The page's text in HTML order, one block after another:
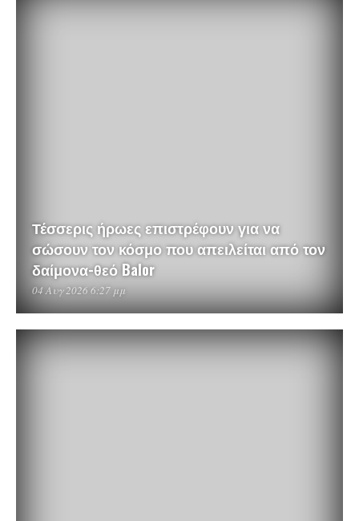
Τέσσερις ήρωες επιστρέφουν για να
σώσουν τον κόσμο που απειλείται από τον
δαίμονα-θεό Balor
04 Αυγ 2026 6:27 μμ